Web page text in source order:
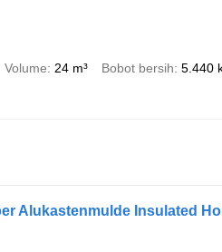
Volume 24 m³ Bobot bersih 5.440
Alukastenmulde Insulated